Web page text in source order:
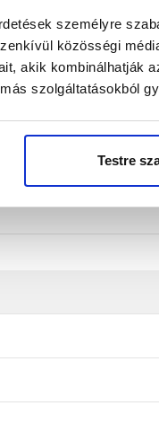
személyre
közösségi
akik kombinálhatják
szolgáltatásokból
Testre
kiadós,
az ÖNORM B 3407
felhordása
egyszerűen